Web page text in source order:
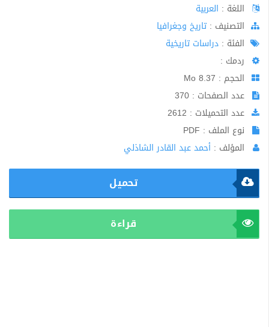
اللغة : العربية
اﻟﺘﺼﻨﻴﻒ : تاريخ وجغرافيا
الفئة : دراسات تاريخية
ردمك :
الحجم : 8.37 Mo
عدد الصفحات : 370
عدد التحميلات : 2612
نوع الملف : PDF
المؤلف : أحمد عبد القادر الشاذلي
تحميل
قراءة